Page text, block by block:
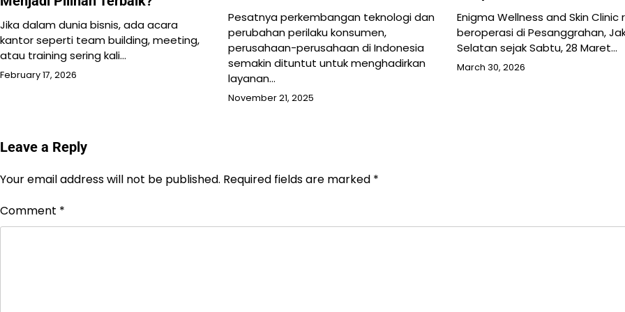
Jika dalam dunia bisnis, ada acara
kantor seperti team building, meeting,
atau training sering kali…
February 17, 2026
Pesatnya perkembangan teknologi dan
perubahan perilaku konsumen,
perusahaan-perusahaan di Indonesia
semakin dituntut untuk menghadirkan
layanan…
November 21, 2025
Enigma Wellness and Skin Clinic
beroperasi di Pesanggrahan,
Selatan sejak Sabtu, 28 Maret…
March 30, 2026
Leave a Reply
Your email address will not be published. Required fields are marked *
Comment *